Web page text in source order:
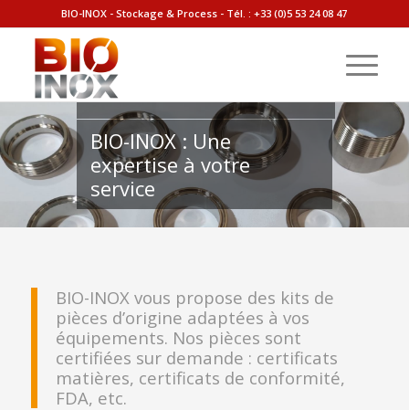
BIO-INOX - Stockage & Process - Tél. :+33 (0)5 53 24 08 47
PIÈCES
DÉTACHÉES
BIO-INOX : Une
expertise à votre
service
BIO-INOX vous propose des kits de
pièces d’origine adaptées à vos
équipements. Nos pièces sont
certifiées sur demande : certificats
matières, certificats de conformité,
FDA, etc.